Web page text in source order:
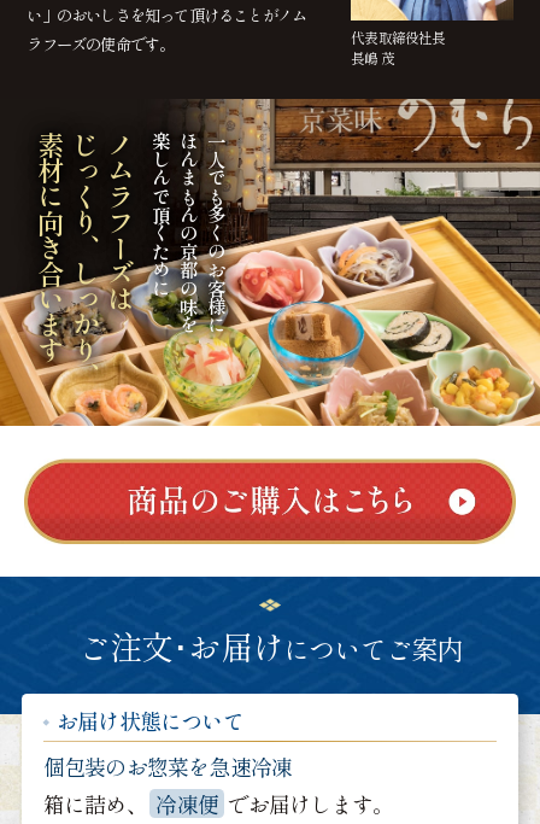
い」のおいしさを知って頂けることがノム
ラフーズの使命です。
代表取締役社長
長嶋 茂
一人でも多くのお客様に
ほんまもんの京都の味を
楽しんで頂くために
ノムラフーズは
じっくり、しっかり、
素材に向き合います
ご注文･お届けについてご案内
お届け状態について
個包装のお惣菜を急速冷凍
箱に詰め、
冷凍便 でお届けします。